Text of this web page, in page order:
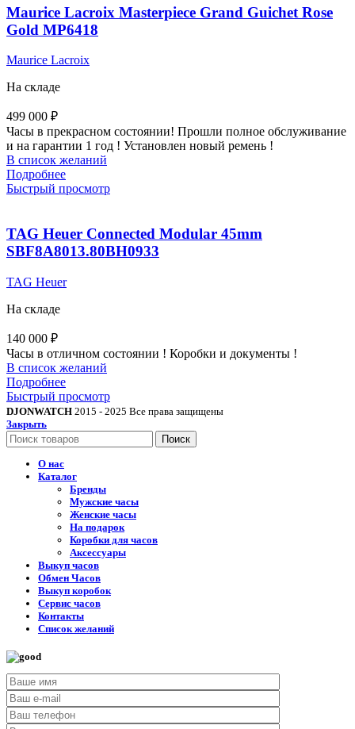
Maurice Lacroix Masterpiece Grand Guichet Rose
Gold MP6418
Maurice Lacroix
На складе
499 000 ₽
Часы в прекрасном состоянии! Прошли полное обслуживание
и на гарантии 1 год ! Установлен новый ремень !
В список желаний
Подробнее
Быстрый просмотр
TAG Heuer Connected Modular 45mm
SBF8A8013.80BH0933
TAG Heuer
На складе
140 000 ₽
Часы в отличном состоянии ! Коробки и документы !
В список желаний
Подробнее
Быстрый просмотр
DJONWATCH 2015 - 2025 Все права защищены
Закрыть
Поиск
О нас
Каталог
Бренды
Мужские часы
Женские часы
На подарок
Коробки для часов
Аксессуары
Выкуп часов
Обмен Часов
Выкуп коробок
Сервис часов
Контакты
Список желаний